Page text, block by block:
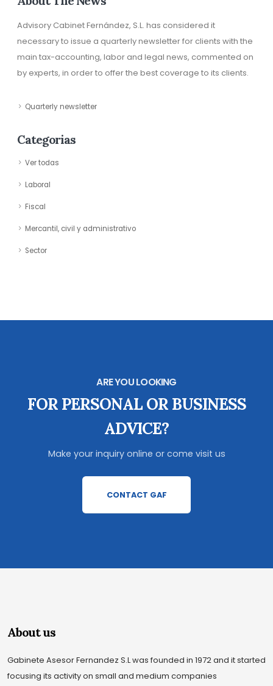
Advisory Cabinet Fernández, S.L. has considered it
necessary to issue a quarterly newsletter for clients with the
main tax-accounting, labor and legal news, commented on
by experts, in order to offer the best coverage to its clients.
Quarterly newsletter
Categorias
Ver todas
Laboral
Fiscal
Mercantil, civil y administrativo
Sector
ARE YOU LOOKING
FOR PERSONAL OR BUSINESS
ADVICE?
Make your inquiry online or come visit us
CONTACT GAF
About us
Gabinete Asesor Fernandez S.L was founded in 1972 and it started
focusing its activity on small and medium companies